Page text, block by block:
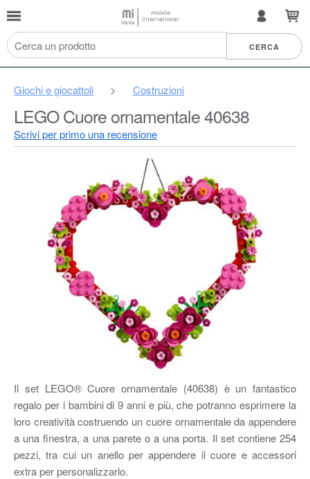
Giochi e giocattoli > Costruzioni
LEGO Cuore ornamentale 40638
Scrivi per primo una recensione
Il set LEGO® Cuore ornamentale (40638) è un fantastico
regalo per i bambini di 9 anni e più, che potranno esprimere la
loro creatività costruendo un cuore ornamentale da appendere
a una finestra, a una parete o a una porta. Il set contiene 254
pezzi, tra cui un anello per appendere il cuore e accessori
extra per personalizzarlo.